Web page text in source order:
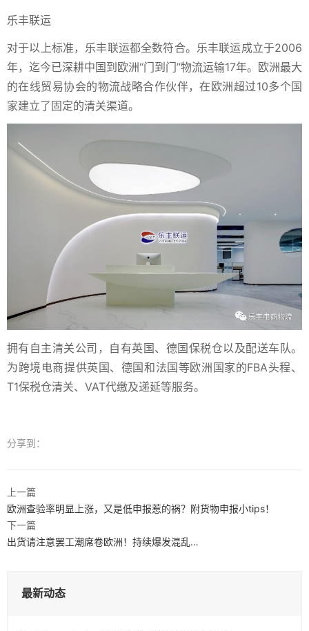
乐丰联运
对于以上标准，乐丰联运都全数符合。 乐丰联运成立于2006
年，迄今已深耕中国到欧洲“门到门”物流运输17年。欧洲最大
的在线贸易协会的物流战略合作伙伴，在欧洲超过10多个国
家建立了固定的清关渠道。
拥有自主清关公司，自有英国、德国保税仓以及配送车队。
为跨境电商提供英国、德国和法国等欧洲国家的FBA头程、
T1保税仓清关、VAT代缴及递延等服务。
分享到：
上一篇
欧洲查验率明显上涨，又是低申报惹的祸？附货物申报小tips！
下一篇
出货请注意罢工潮席卷欧洲！持续爆发混乱…
最新动态